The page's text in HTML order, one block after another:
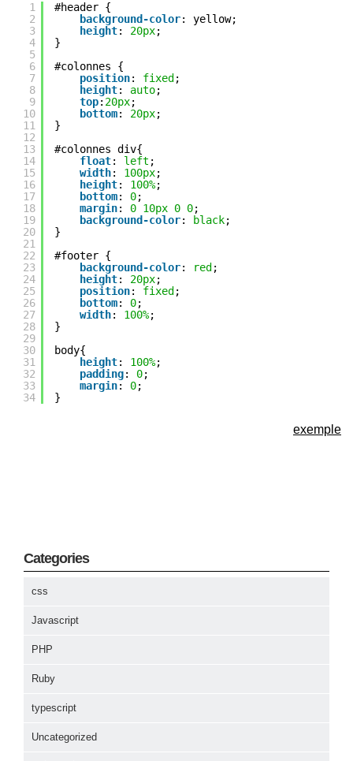
1
2
3
4
5
6
7
8
9
10
11
12
13
14
15
16
17
18
19
20
21
22
23
24
25
26
27
28
29
30
31
32
33
34
#header {
background-color: yellow;
height: 20px;
}
#colonnes {
position: fixed ;
height: auto;
top: 20px;
bottom: 20px;
}
#colonnes div{
float: left ;
width: 100px;
height: 100%;
bottom: 0;
margin: 0 10px 0 0;
background-color: black;
}
#footer {
background-color: red ;
height: 20px;
position: fixed ;
bottom: 0;
width: 100%;
}
body{
height: 100%;
padding: 0;
margin: 0;
}
exemple
Categories
css
Javascript
PHP
Ruby
typescript
Uncategorized